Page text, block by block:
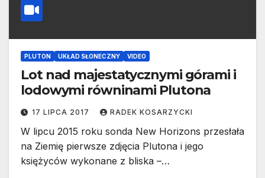
PLUTON UKŁAD SŁONECZNY VIDEO
Lot nad majestatycznymi górami i
lodowymi równinami Plutona
17 LIPCA 2017 RADEK KOSARZYCKI
W lipcu 2015 roku sonda New Horizons przesłała
na Ziemię pierwsze zdjęcia Plutona i jego
księżyców wykonane z bliska –…